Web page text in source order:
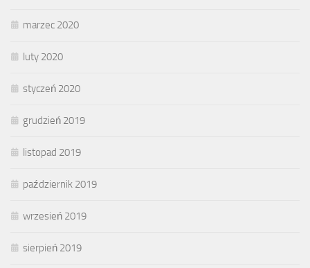
marzec 2020
luty 2020
styczeń 2020
grudzień 2019
listopad 2019
październik 2019
wrzesień 2019
sierpień 2019